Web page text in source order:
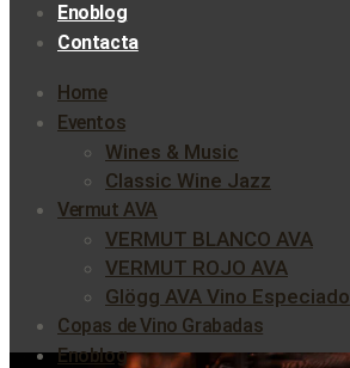
Enoblog
Contacta
Home
Eventos
Wines & Music
Classic Wine Jazz
Vermut AVA
VERMUT BLANCO AVA
VERMUT ROJO AVA
Glögg AVA Vino Especiado
Copas de Vino Grabadas
Enoblog